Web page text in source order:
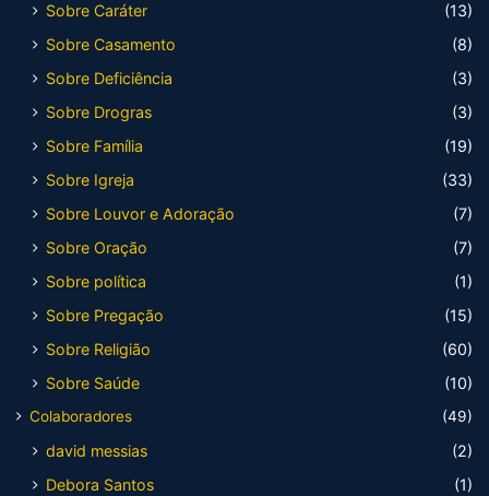
Sobre Caráter
(13)
Sobre Casamento
(8)
Sobre Deficiência
(3)
Sobre Drogras
(3)
Sobre Família
(19)
Sobre Igreja
(33)
Sobre Louvor e Adoração
(7)
Sobre Oração
(7)
Sobre política
(1)
Sobre Pregação
(15)
Sobre Religião
(60)
Sobre Saúde
(10)
Colaboradores (49)
david messias
(2)
Debora Santos
(1)